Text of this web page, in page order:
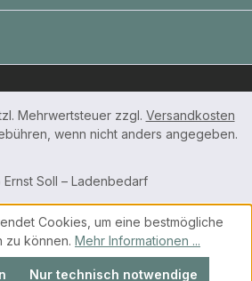
Mehrwertsteuer zzgl. Versandkosten
wenn nicht anders angegeben.
Soll – Ladenbedarf
Cookies, um eine bestmögliche
zu können. Mehr Informationen ...
Nur technisch notwendige